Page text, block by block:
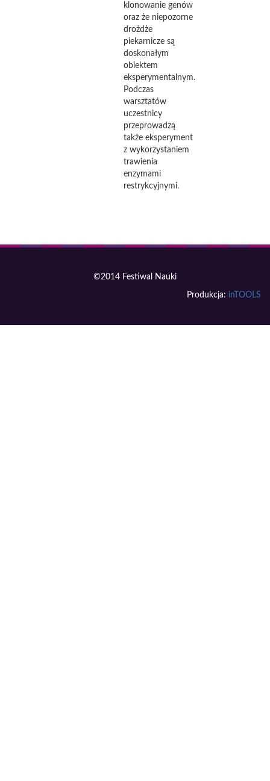
klonowanie genów
oraz że niepozorne
drożdże
piekarnicze są
doskonałym
obiektem
eksperymentalnym.
Podczas
warsztatów
uczestnicy
przeprowadzą
także eksperyment
z wykorzystaniem
trawienia
enzymami
restrykcyjnymi.
©2014 Festiwal Nauki
Produkcja: inTOOLS